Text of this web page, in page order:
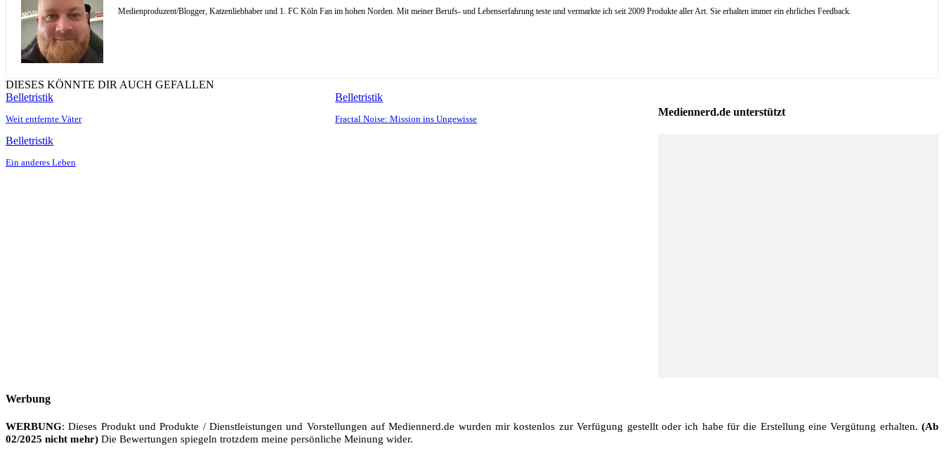
Medienproduzent/Blogger, Katzenliebhaber und 1. FC Köln Fan im hohen Norden. Mit meiner Berufs- und Lebenserfahrung teste und vermarkte ich seit 2009 Produkte aller Art. Sie erhalten immer ein ehrliches Feedback.
DIESES KÖNNTE DIR AUCH GEFALLEN
Belletristik
Weit entfernte Väter
Belletristik
Fractal Noise: Mission ins Ungewisse
Belletristik
Ein anderes Leben
Mediennerd.de unterstützt
Werbung
WERBUNG: Dieses Produkt und Produkte / Dienstleistungen und Vorstellungen auf Mediennerd.de wurden mir kostenlos zur Verfügung gestellt oder ich habe für die Erstellung eine Vergütung erhalten. (Ab
02/2025 nicht mehr) Die Bewertungen spiegeln trotzdem meine persönliche Meinung wider.